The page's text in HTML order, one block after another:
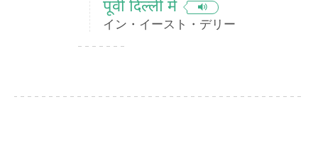
पूर्वी दिल्ली में
イン・イースト・デリー